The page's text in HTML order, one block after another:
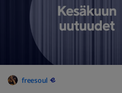
freesoul